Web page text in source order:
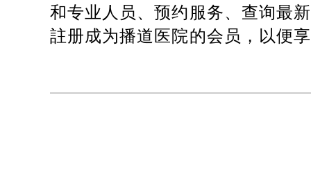
和专业人员、预约服务、查询最
註册成为播道医院的会员，以便